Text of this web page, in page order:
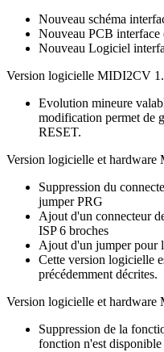
Nouveau schéma
Nouveau PCB
Nouveau Logiciel
Version logicielle MIDI2CV
Evolution mineure
modification permet de
RESET.
Version logicielle et
Suppression du
jumper PRG
Ajout d'un connecteur
ISP 6 broches
Ajout d'un jumper pour
Cette version logicielle
précédemment décrites.
Version logicielle et
Suppression de la
fonction n'est